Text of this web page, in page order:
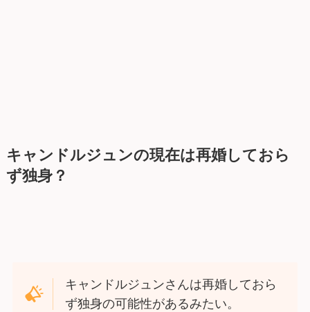
キャンドルジュンの現在は再婚しておら
ず独身？
キャンドルジュンさんは再婚しておら
ず独身の可能性があるみたい。